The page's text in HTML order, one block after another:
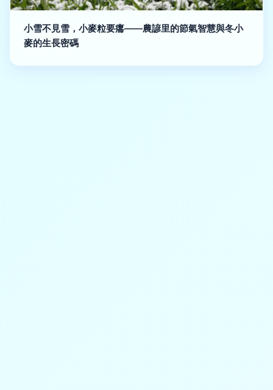
小雪不見雪，小麥粒要癟——農諺里的節氣智慧與冬小
麥的生長密碼